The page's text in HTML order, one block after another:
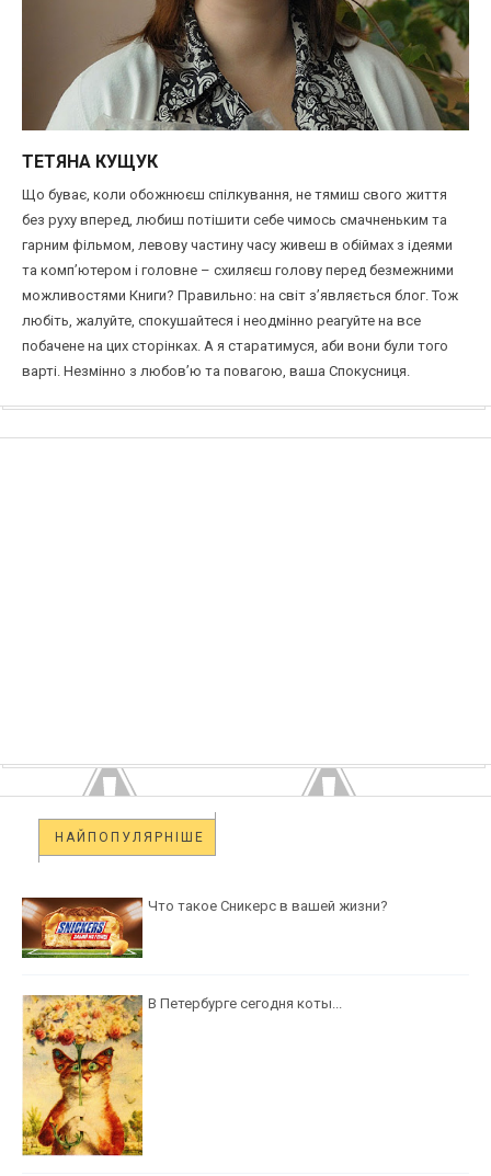
ТЕТЯНА КУЩУК
Що буває, коли обожнюєш спілкування, не тямиш свого життя
без руху вперед, любиш потішити себе чимось смачненьким та
гарним фільмом, левову частину часу живеш в обіймах з ідеями
та комп’ютером і головне – схиляєш голову перед безмежними
можливостями Книги? Правильно: на світ з’являється блог. Тож
любіть, жалуйте, спокушайтеся і неодмінно реагуйте на все
побачене на цих сторінках. А я старатимуся, аби вони були того
варті. Незмінно з любов’ю та повагою, ваша Спокусниця.
НАЙПОПУЛЯРНІШЕ
Что такое Сникерс в вашей жизни?
В Петербурге сегодня коты...